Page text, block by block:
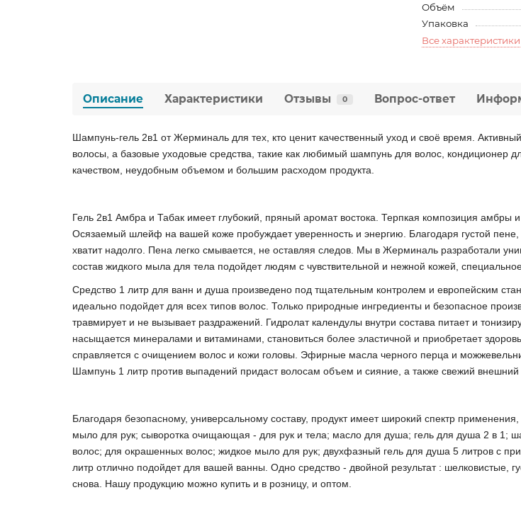
Объём
Упаковка
Все характеристики
Описание Характеристики Отзывы 0 Вопрос-ответ
Шампунь-гель 2в1 от Жерминаль для тех, кто ценит качественный уход и своё время.
волосы, а базовые уходовые средства, такие как любимый шампунь для волос, кондиционер
качеством, неудобным объемом и большим расходом продукта.
Гель 2в1 Амбра и Табак имеет глубокий, пряный аромат востока. Терпкая композиция
Осязаемый шлейф на вашей коже пробуждает уверенность и энергию. Благодаря густой
хватит надолго. Пена легко смывается, не оставляя следов. Мы в Жерминаль разработали
состав жидкого мыла для тела подойдет людям с чувствительной и нежной кожей,
Средство 1 литр для ванн и душа произведено под тщательным контролем и европейским
идеально подойдет для всех типов волос. Только природные ингредиенты и безопасное
травмирует и не вызывает раздражений. Гидролат календулы внутри состава питает и
насыщается минералами и витаминами, становиться более эластичной и приобретает
справляется с очищением волос и кожи головы. Эфирные масла черного перца и
Шампунь 1 литр против выпадений придаст волосам объем и сияние, а также свежий внешний
Благодаря безопасному, универсальному составу, продукт имеет широкий спектр
мыло для рук; сыворотка очищающая - для рук и тела; масло для душа; гель для душа 2 в 1;
волос; для окрашенных волос; жидкое мыло для рук; двухфазный гель для душа 5 литров с
литр отлично подойдет для вашей ванны. Одно средство - двойной результат : шелковистые,
снова. Нашу продукцию можно купить и в розницу, и оптом.